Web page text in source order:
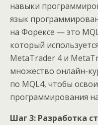
навыки
язык
на Форексе — это
который
MetaTrader 4 и
множество онлайн-
по MQL4, чтобы
программирования
Шаг 3: Разработка